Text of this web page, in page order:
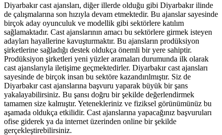
Diyarbakır cast ajansları, diğer illerde olduğu gibi Diyarbakır ilinde
de çalışmalarına son hızıyla devam etmektedir. Bu ajanslar sayesinde
birçok aday oyunculuk ve modellik gibi sektörlere katılım
sağlamaktadır. Cast ajanslarının amacı bu sektörlere girmek isteyen
adayları hayallerine kavuşturmaktır. Bu ajansların prodüksiyon
şirketlerine sağladığı destek oldukça önemli bir yere sahiptir.
Prodüksiyon şirketleri yeni yüzler aramaları durumunda ilk olarak
cast ajanslarıyla iletişime geçmektedirler. Diyarbakır cast ajansları
sayesinde de birçok insan bu sektöre kazandırılmıştır. Siz de
Diyarbakır cast ajanslarına başvuru yaparak büyük bir şans
yakalayabilirsiniz. Bu şansı doğru bir şekilde değerlendirmek
tamamen size kalmıştır. Yetenekleriniz ve fiziksel görünümünüz bu
aşamada oldukça etkilidir. Cast ajanslarına yapacağınız başvuruları
ofise giderek ya da internet üzerinden online bir şekilde
gerçekleştirebilirsiniz.